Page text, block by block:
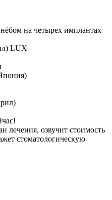
на четырех имплантах
LUX
лечения, озвучит стоимость
стоматологическую